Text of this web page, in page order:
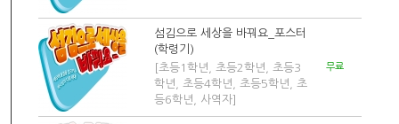
섬김으로 세상을 바꿔요_포스터
(학령기)
[초등1학년, 초등2학년, 초등3
학년, 초등4학년, 초등5학년, 초
등6학년, 사역자]
무료